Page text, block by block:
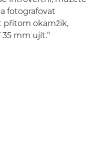
fotografovat
přitom okamžik,
mm ujít.“